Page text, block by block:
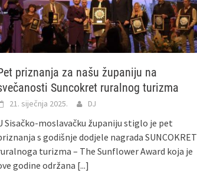
priznanja za našu županiju na
Suncokret ruralnog turizma
21. siječnja 2025. DJ
Sisačko-moslavačku županiju stiglo je pet
s godišnje dodjele nagrada SUNCOKRET
turizma – The Sunflower Award koja je
godine održana [...]